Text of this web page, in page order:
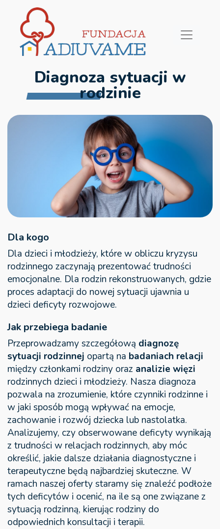
Diagnoza sytuacji w
rodzinie
Dla kogo
Dla dzieci i młodzieży, które w obliczu kryzysu
rodzinnego zaczynają prezentować trudności
emocjonalne. Dla rodzin rekonstruowanych, gdzie
proces adaptacji do nowej sytuacji ujawnia u
dzieci deficyty rozwojowe.
Jak przebiega badanie
Przeprowadzamy szczegółową diagnozę
sytuacji rodzinnej opartą na badaniach relacji
między członkami rodziny oraz analizie więzi
rodzinnych dzieci i młodzieży. Nasza diagnoza
pozwala na zrozumienie, które czynniki rodzinne i
w jaki sposób mogą wpływać na emocje,
zachowanie i rozwój dziecka lub nastolatka.
Analizujemy, czy obserwowane deficyty wynikają
z trudności w relacjach rodzinnych, aby móc
określić, jakie dalsze działania diagnostyczne i
terapeutyczne będą najbardziej skuteczne. W
ramach naszej oferty staramy się znaleźć podłoże
tych deficytów i ocenić, na ile są one związane z
sytuacją rodzinną, kierując rodziny do
odpowiednich konsultacji i terapii.